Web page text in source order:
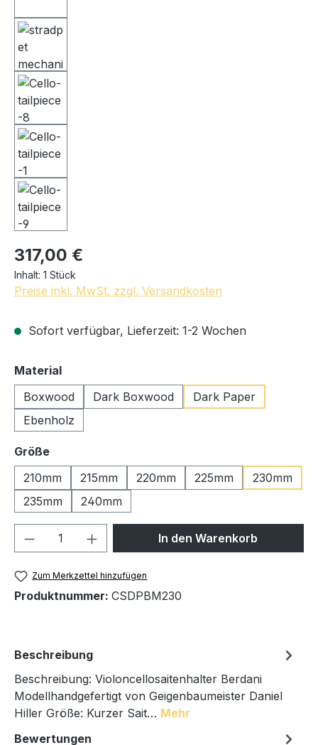
317,00 €
Inhalt: 1 Stück
Preise inkl. MwSt. zzgl. Versandkosten
Sofort verfügbar, Lieferzeit: 1-2 Wochen
Materialauswählen
Boxwood
Dark Boxwood
Dark Paper
Ebenholz
Größeauswählen
210mm
215mm 220mm 225mm
230mm
235mm
240mm
Produkt Anzahl: Gib denIn den Warenkorb
Zum Merkzettel hinzufügen
Produktnummer: CSDPBM230
Beschreibung
Beschreibung: Violoncellosaitenhalter Berdani
Modellhandgefertigt von Geigenbaumeister Daniel
Hiller Größe: Kurzer Sait… Mehr
Bewertungen